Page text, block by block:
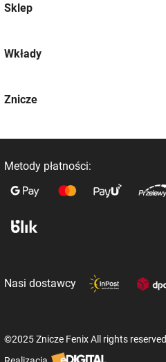
Sklep
Wkłady
Znicze
Metody płatności:
Nasi dostawcy
©2025 Znicze Fenix All rights reserved